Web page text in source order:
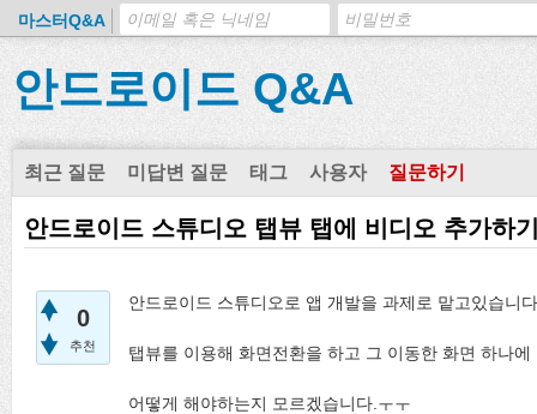
마스터Q&A
안드로이드 Q&A
최근 질문 미답변 질문 태그 사용자 질문하기
안드로이드 스튜디오 탭뷰 탭에 비디오 추가하
0
추천
안드로이드 스튜디오로 앱 개발을 과제로 맡고있습니
탭뷰를 이용해 화면전환을 하고 그 이동한 화면 하나
어떻게 해야하는지 모르겠습니다.ㅜㅜ